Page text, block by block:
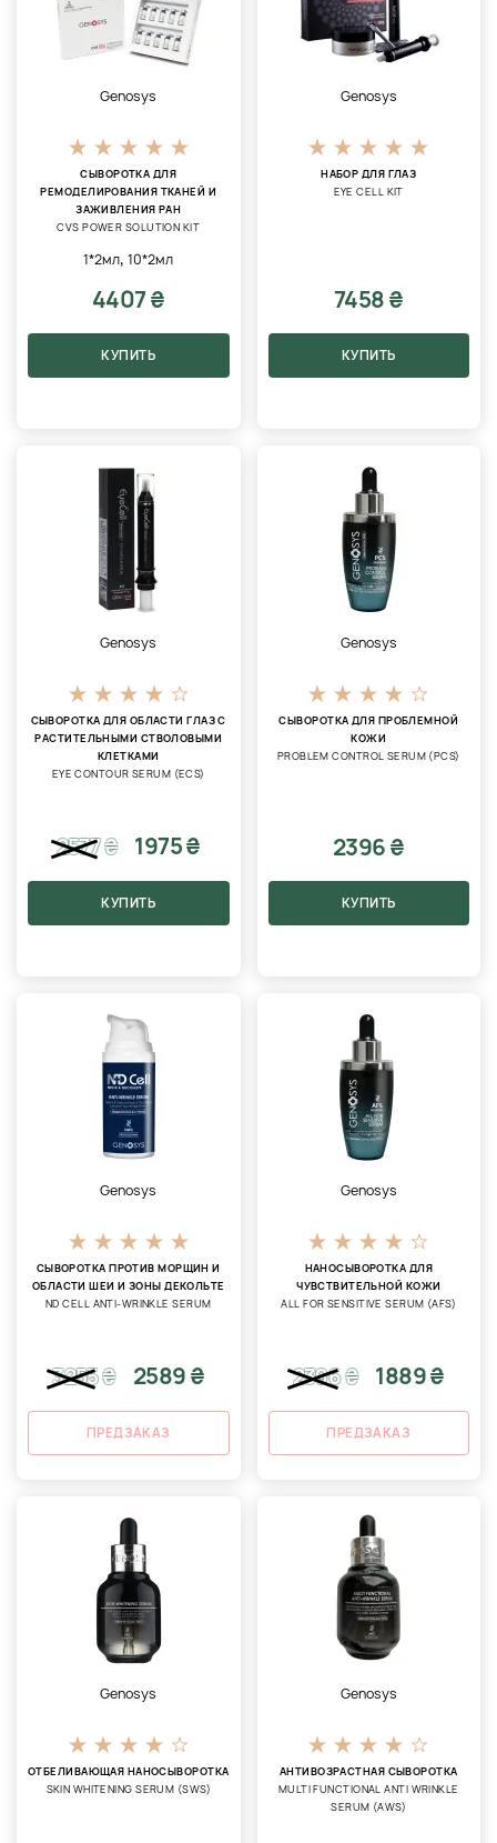
Genosys
СЫВОРОТКА ДЛЯ
РЕМОДЕЛИРОВАНИЯ ТКАНЕЙ И
ЗАЖИВЛЕНИЯ РАН
CVS POWER SOLUTION KIT
1*2мл,10*2мл
4407 ₴
КУПИТЬ
Genosys
НАБОР ДЛЯ ГЛАЗ
EYE CELL KIT
7458 ₴
КУПИТЬ
Genosys
СЫВОРОТКА ДЛЯ ОБЛАСТИ ГЛАЗ С
РАСТИТЕЛЬНЫМИ СТВОЛОВЫМИ
КЛЕТКАМИ
EYE CONTOUR SERUM (ECS)
2577₴ 1975 ₴
КУПИТЬ
Genosys
СЫВОРОТКА ДЛЯ ПРОБЛЕМНОЙ
КОЖИ
PROBLEM CONTROL SERUM (PCS)
2396 ₴
КУПИТЬ
Genosys
СЫВОРОТКА ПРОТИВ МОРЩИН И
ОБЛАСТИ ШЕИ И ЗОНЫ ДЕКОЛЬТЕ
ND CELL ANTI-WRINKLE SERUM
3255₴ 2589 ₴
ПРЕДЗАКАЗ
Genosys
НАНОСЫВОРОТКА ДЛЯ
ЧУВСТВИТЕЛЬНОЙ КОЖИ
ALL FOR SENSITIVE SERUM (AFS)
2396₴ 1889 ₴
ПРЕДЗАКАЗ
Genosys
ОТБЕЛИВАЮЩАЯ НАНОСЫВОРОТКА
SKIN WHITENING SERUM (SWS)
Genosys
АНТИВОЗРАСТНАЯ СЫВОРОТКА
MULTI FUNCTIONAL ANTI WRINKLE
SERUM (AWS)